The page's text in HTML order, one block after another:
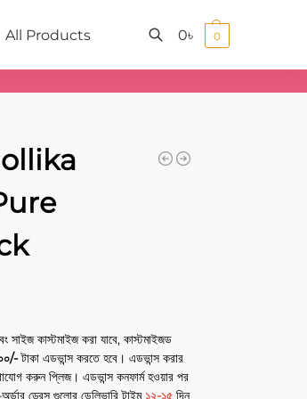
All Products 0৳ 0
সাইজ কাস্টমাইজ করা যাবে, কাস্টমাইজড
টাকা এডভান্স করতে হবে। এডভান্স করার
করুন প্লিজ। এডভান্স কনফার্ম হওয়ার পর
ড্রেস গুলোর ডেলিভারি টাইম ১২-১৫ দিন